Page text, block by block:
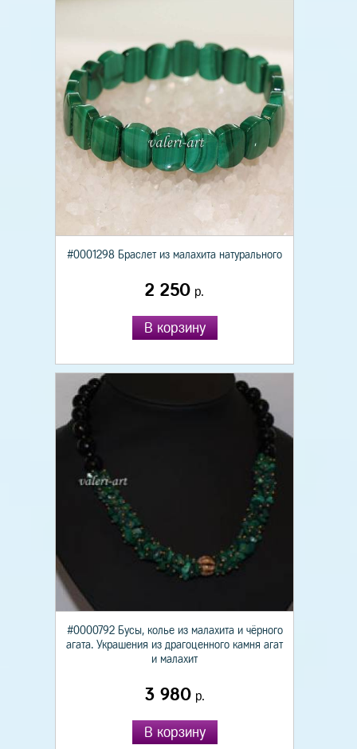
#0001298 Браслет из малахита натурального
2 250 р.
В корзину
#0000792 Бусы, колье из малахита и чёрного
агата. Украшения из драгоценного камня агат
и малахит
3 980р.
В корзину